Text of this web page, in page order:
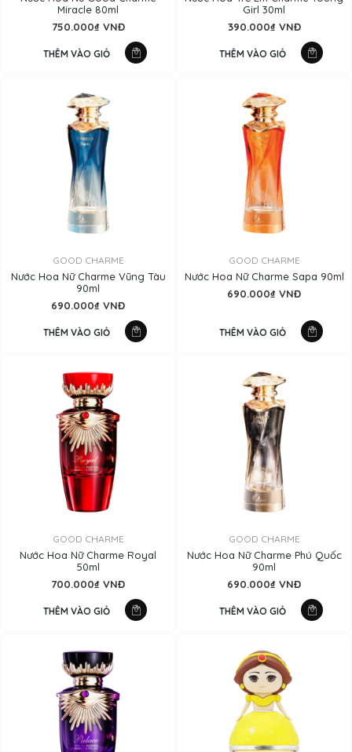
Miracle 80ml
750.000₫ VNĐ
THÊM VÀO GIỎ
Girl 30ml
390.000₫ VNĐ
THÊM VÀO GIỎ
GOOD CHARME
Nước Hoa Nữ Charme Vũng Tàu
90ml
690.000₫ VNĐ
THÊM VÀO GIỎ
GOOD CHARME
Nước Hoa Nữ Charme Sapa 90ml
690.000₫ VNĐ
THÊM VÀO GIỎ
GOOD CHARME
Nước Hoa Nữ Charme Royal
50ml
700.000₫ VNĐ
THÊM VÀO GIỎ
GOOD CHARME
Nước Hoa Nữ Charme Phú Quốc
90ml
690.000₫ VNĐ
THÊM VÀO GIỎ